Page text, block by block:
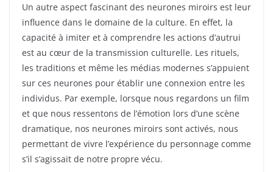
Un autre aspect fascinant des neurones miroirs est leur
influence dans le domaine de la culture. En effet, la
capacité à imiter et à comprendre les actions d’autrui
est au cœur de la transmission culturelle. Les rituels,
les traditions et même les médias modernes s’appuient
sur ces neurones pour établir une connexion entre les
individus. Par exemple, lorsque nous regardons un film
et que nous ressentons de l’émotion lors d’une scène
dramatique, nos neurones miroirs sont activés, nous
permettant de vivre l’expérience du personnage comme
s’il s’agissait de notre propre vécu.